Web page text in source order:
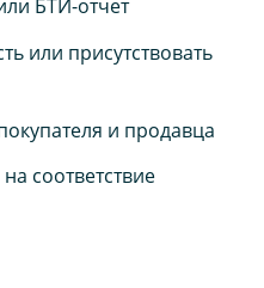
БТИ-отчет
или присутствовать
и продавца
соответствие